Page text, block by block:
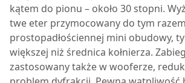
kątem do pionu – około 30 stopni.
twe eter przymocowany do tym
prostopadłościennej mini obudowy,
większej niż średnica kołnierza.
zastosowany także w wooferze,